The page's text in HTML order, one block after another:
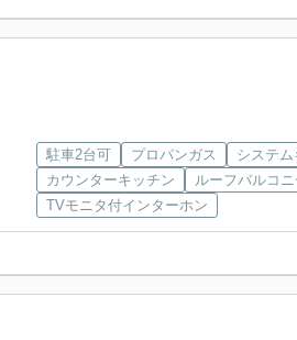
駐車2台可 プロパンガス
システ
カウンターキッチン
ルーフバルコニ
TVモニタ付インターホン